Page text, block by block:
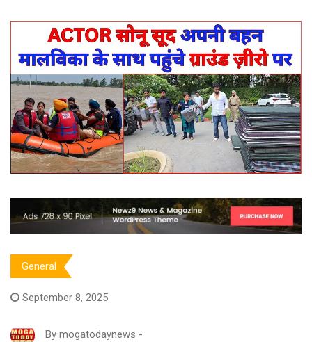
General
September 8, 2025
By mogatodaynews -